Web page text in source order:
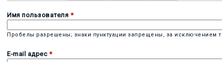
Имя пользователя *
Пробелы разрешены; знаки пунктуации запрещены, за исключением
E-mail адрес *